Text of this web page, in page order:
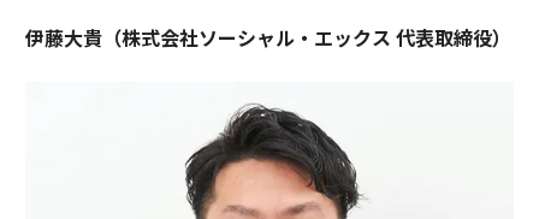
伊藤大貴（株式会社ソーシャル・エックス 代表取締役）